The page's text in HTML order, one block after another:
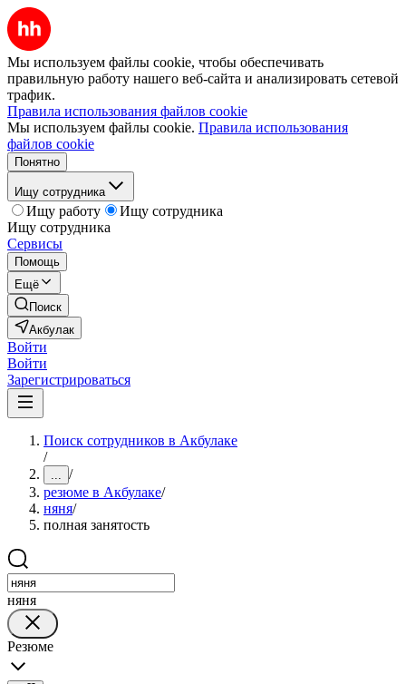
Мы используем файлы cookie, чтобы обеспечивать
правильную работу нашего веб-сайта и анализировать сетевой
трафик.
Правила использования файлов cookie
Мы используем файлы cookie. Правила использования
файлов cookie
Понятно
Ищу сотрудника
Ищу работу
Ищу сотрудника
Ищу сотрудника
Сервисы
Помощь
Ещё
Поиск
Акбулак
Войти
Войти
Зарегистрироваться
Поиск сотрудников в Акбулаке
/
... /
резюме в Акбулаке/
няня/
полная занятость
няня
Резюме